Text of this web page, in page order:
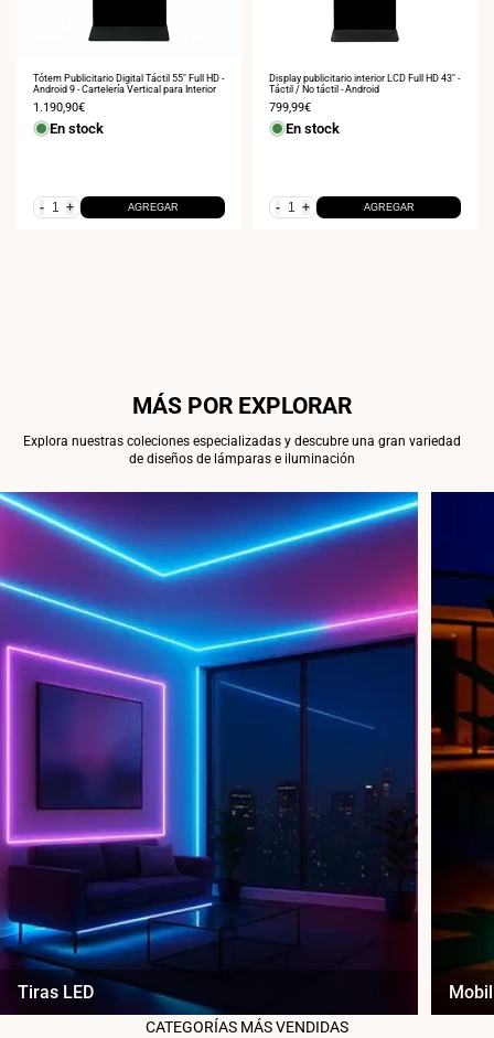
Tótem Publicitario Digital Táctil 55" Full HD -
Android 9 - Cartelería Vertical para Interior
Precio
de
venta
1.190,90€
En stock
- + AGREGAR
Display publicitario interior LCD Full HD 43" -
Táctil / No táctil - Android
Precio
de
venta
799,99€
En stock
- + AGREGAR
MÁS POR EXPLORAR
Explora nuestras coleciones especializadas y descubre una gran variedad
de diseños de lámparas e iluminación
Tiras LED
CATEGORÍAS MÁS VENDIDAS